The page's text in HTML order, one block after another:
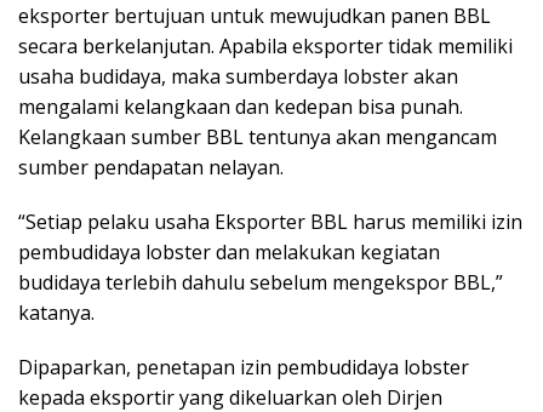
eksporter bertujuan untuk mewujudkan panen BBL
secara berkelanjutan. Apabila eksporter tidak memiliki
usaha budidaya, maka sumberdaya lobster akan
mengalami kelangkaan dan kedepan bisa punah.
Kelangkaan sumber BBL tentunya akan mengancam
sumber pendapatan nelayan.
“Setiap pelaku usaha Eksporter BBL harus memiliki izin
pembudidaya lobster dan melakukan kegiatan
budidaya terlebih dahulu sebelum mengekspor BBL,”
katanya.
Dipaparkan, penetapan izin pembudidaya lobster
kepada eksportir yang dikeluarkan oleh Dirjen